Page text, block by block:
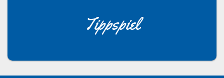
Tippspiel